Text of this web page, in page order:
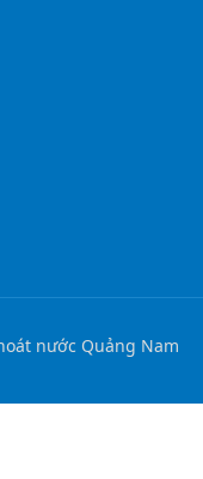
nước Quảng Nam